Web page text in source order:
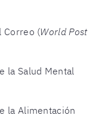
Correo (World Post
la Salud Mental
la Alimentación